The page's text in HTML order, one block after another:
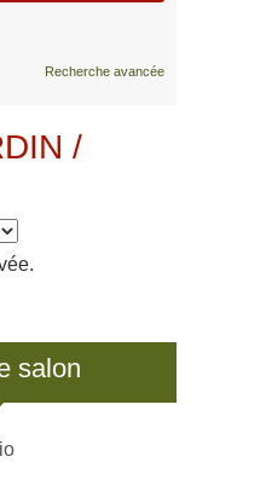
Recherche avancée
/
salon